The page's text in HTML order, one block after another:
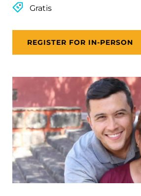
Gratis
REGISTER FOR IN-PERSON